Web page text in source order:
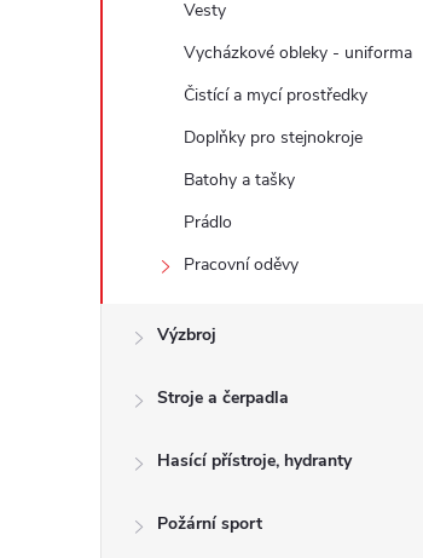
Vesty
Vycházkové obleky - uniforma
Čistící a mycí prostředky
Doplňky pro stejnokroje
Batohy a tašky
Prádlo
Pracovní oděvy
Výzbroj
Stroje a čerpadla
Hasící přístroje, hydranty
Požární sport